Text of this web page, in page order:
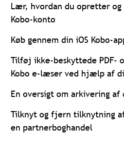
Lær, hvordan du opretter og
Kobo-konto
Køb gennem din iOS Kobo-
Tilføj ikke-beskyttede PDF-
Kobo e-læser ved hjælp af
En oversigt om arkivering
Tilknyt og fjern tilknytning
en partnerboghandel